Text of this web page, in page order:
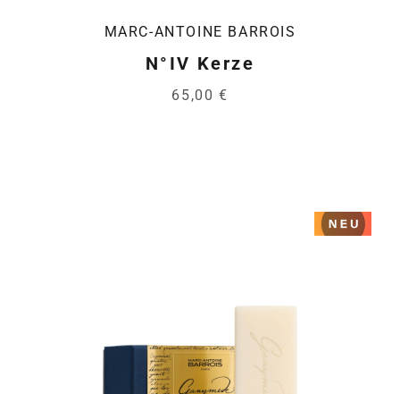
MARC-ANTOINE BARROIS
N°IV Kerze
65,00 €